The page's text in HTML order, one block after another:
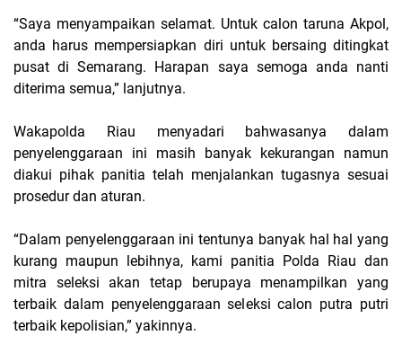
“Saya menyampaikan selamat. Untuk calon taruna Akpol,
anda harus mempersiapkan diri untuk bersaing ditingkat
pusat di Semarang. Harapan saya semoga anda nanti
diterima semua,” lanjutnya.
Wakapolda Riau menyadari bahwasanya dalam
penyelenggaraan ini masih banyak kekurangan namun
diakui pihak panitia telah menjalankan tugasnya sesuai
prosedur dan aturan.
“Dalam penyelenggaraan ini tentunya banyak hal hal yang
kurang maupun lebihnya, kami panitia Polda Riau dan
mitra seleksi akan tetap berupaya menampilkan yang
terbaik dalam penyelenggaraan seleksi calon putra putri
terbaik kepolisian,” yakinnya.